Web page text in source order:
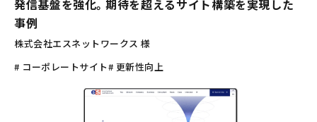
発信基盤を強化。期待を超えるサイト構築を実現した
事例
株式会社エスネットワークス 様
# コーポレートサイト# 更新性向上